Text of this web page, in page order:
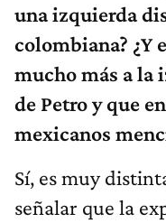
una izquierda
colombiana? ¿Y
mucho más a la
de Petro y que
mexicanos
Sí, es muy
señalar que la